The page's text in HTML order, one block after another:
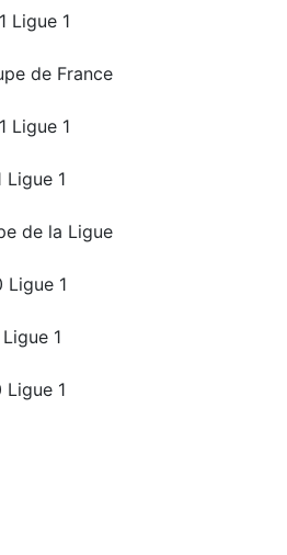
Ligue 1
de France
Ligue 1
Ligue 1
de la Ligue
Ligue 1
1
Ligue 1